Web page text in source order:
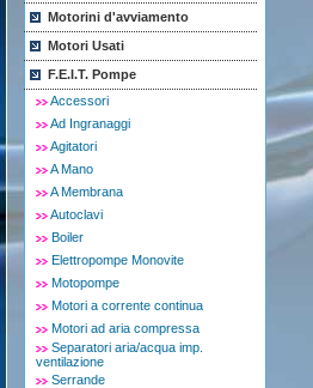
Motorini d'avviamento
Motori Usati
F.E.I.T. Pompe
Accessori
Ad Ingranaggi
Agitatori
A Mano
A Membrana
Autoclavi
Boiler
Elettropompe Monovite
Motopompe
Motori a corrente continua
Motori ad aria compressa
Separatori aria/acqua imp.
ventilazione
Serrande